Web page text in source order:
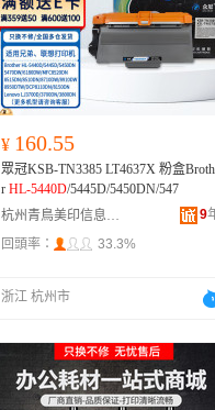
¥ 160.55
眾冠KSB-TN3385 LT4637X 粉盒
r HL-5440D/5445D/5450DN/547
杭州青鳥美印信息技術有限公司
9
回頭率：
33.3%
浙江 杭州市